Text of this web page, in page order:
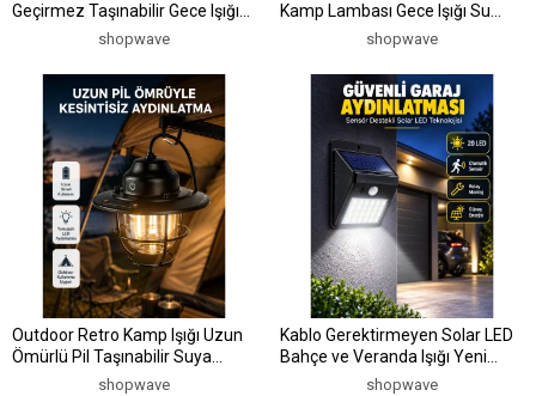
Geçirmez Taşınabilir Gece Işığı
Uzun Pil Ömürlüshopwave
Kamp Lambası Gece Işığı Su
shopwave
Outdoor Retro Kamp Işığı Uzun
Ömürlü Pil Taşınabilir Suya
shopwave
Kablo Gerektirmeyen Solar LED
Bahçe ve Veranda Işığı Yeni
shopwave